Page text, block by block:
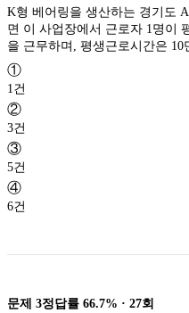
K형 베어링을 생산하는 경기도
면 이 사업장에서 근로자 1명이
을 근무하며, 평생근로시간은
①
1건
②
3건
③
5건
④
6건
문제 3정답률 66.7% · 27회